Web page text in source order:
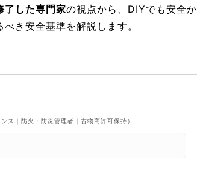
了した専門家の視点から、DIYでも安全か
き安全基準を解説します。
ス｜防火・防災管理者｜古物商許可保持）